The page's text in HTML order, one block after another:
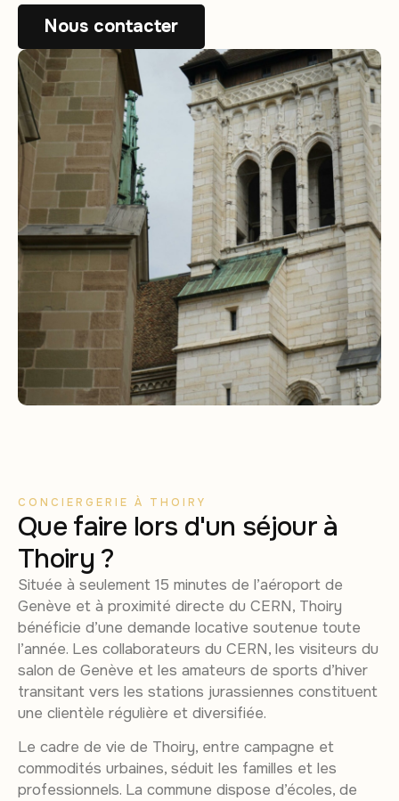
Nous contacter
CONCIERGERIE À THOIRY
Que faire lors d'un séjour à
Thoiry ?
Située à seulement 15 minutes de l’aéroport de
Genève et à proximité directe du CERN, Thoiry
bénéficie d’une demande locative soutenue toute
l’année. Les collaborateurs du CERN, les visiteurs du
salon de Genève et les amateurs de sports d’hiver
transitant vers les stations jurassiennes constituent
une clientèle régulière et diversifiée.
Le cadre de vie de Thoiry, entre campagne et
commodités urbaines, séduit les familles et les
professionnels. La commune dispose d’écoles, de